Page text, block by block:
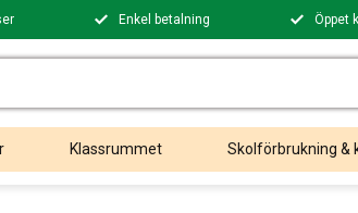
Enkel betalning Öppet
Klassrummet Skolförbrukning &